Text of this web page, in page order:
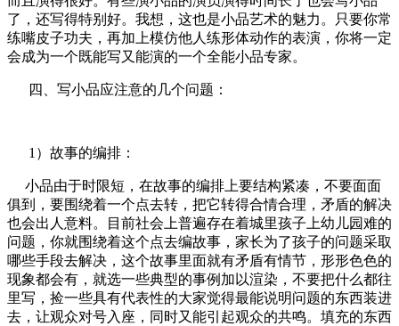
了，还写得特别好。我想，这也是小品艺术的魅力。只要你常
练嘴皮子功夫，再加上模仿他人练形体动作的表演，你将一定
会成为一个既能写又能演的一个全能小品专家。
四、写小品应注意的几个问题：
1）故事的编排：
小品由于时限短，在故事的编排上要结构紧凑，不要面面
俱到，要围绕着一个点去转，把它转得合情合理，矛盾的解决
也会出人意料。目前社会上普遍存在着城里孩子上幼儿园难的
问题，你就围绕着这个点去编故事，家长为了孩子的问题采取
哪些手段去解决，这个故事里面就有矛盾有情节，形形色色的
现象都会有，就选一些典型的事例加以渲染，不要把什么都往
里写，捡一些具有代表性的大家觉得最能说明问题的东西装进
去，让观众对号入座，同时又能引起观众的共鸣。填充的东西